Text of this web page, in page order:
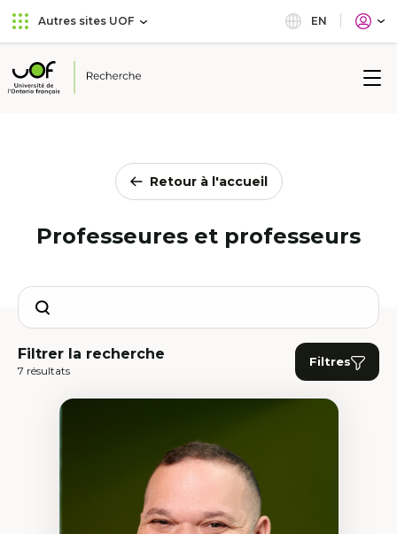
Aller
au
principal
Passer
au
Autres sites UOF EN
Université
Retour à l'accueil
Professeures et professeurs
Search
Filtrer la recherche
7 résultats
Filtres